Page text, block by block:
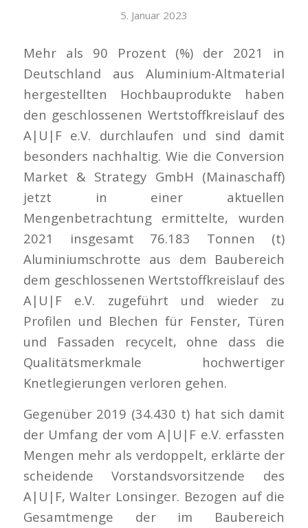
5. Januar 2023
Mehr als 90 Prozent (%) der 2021 in
Deutschland aus Aluminium-Altmaterial
hergestellten Hochbauprodukte haben
den geschlossenen Wertstoffkreislauf des
A|U|F e.V. durchlaufen und sind damit
besonders nachhaltig. Wie die Conversion
Market & Strategy GmbH (Mainaschaff)
jetzt in einer aktuellen
Mengenbetrachtung ermittelte, wurden
2021 insgesamt 76.183 Tonnen (t)
Aluminiumschrotte aus dem Baubereich
dem geschlossenen Wertstoffkreislauf des
A|U|F e.V. zugeführt und wieder zu
Profilen und Blechen für Fenster, Türen
und Fassaden recycelt, ohne dass die
Qualitätsmerkmale hochwertiger
Knetlegierungen verloren gehen.
Gegenüber 2019 (34.430 t) hat sich damit
der Umfang der vom A|U|F e.V. erfassten
Mengen mehr als verdoppelt, erklärte der
scheidende Vorstandsvorsitzende des
A|U|F, Walter Lonsinger. Bezogen auf die
Gesamtmenge der im Baubereich